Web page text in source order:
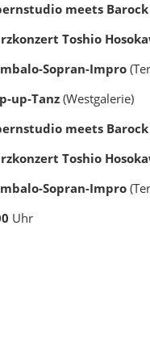
meets Barock
Toshio
Sopran-Impro
up-Tanz (Westgalerie)
meets Barock
Toshio
Sopran-Impro
Uhr